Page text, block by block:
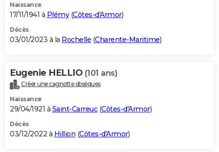
Naissance
17/11/1941 à Plémy(Côtes-d'Armor)
Décès
03/01/2023 à la Rochelle (Charente-Maritime)
Eugenie HELLIO (101 ans)
Créer une cagnotte obsèques
Naissance
29/04/1921 à Saint-Carreuc(Côtes-d'Armor)
Décès
03/12/2022 à Hillion (Côtes-d'Armor)